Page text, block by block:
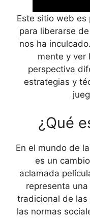
Este sitio web es
para liberarse
nos ha
mente y ver
perspectiva
estrategias y
¿Qué
En el mundo de
es un
aclamada
representa
tradicional de las
las normas